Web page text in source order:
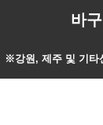
바
※강원, 제주 및 기타